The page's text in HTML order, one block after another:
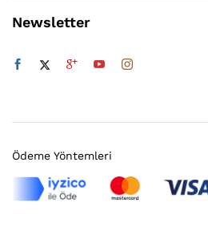
Newsletter
Ödeme Yöntemleri